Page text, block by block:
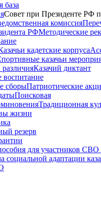
база
Совет при Президенте РФ
комиссия
РФМетодические
кадетские корпуса
казачьи
Казачий диктант
воспитание
сборыПатриотические
Поисковая
Традиционная
жизни
резерв
для участников
социальной адаптации